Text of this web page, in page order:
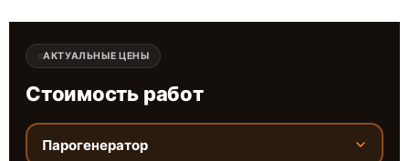
АКТУАЛЬНЫЕ ЦЕНЫ
Стоимость работ
Парогенератор